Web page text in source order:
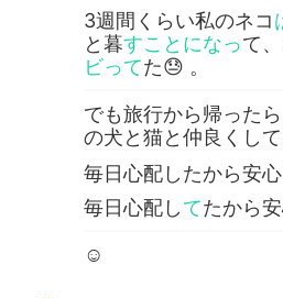
3週間くらい私のネコ
と暮すことになって
ビってた😓 。
でも旅行から帰った
の犬と猫と仲良くして
毎日心配したから安心
毎日心配してたから
☺️